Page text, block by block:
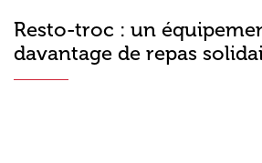
Resto-troc : un
davantage de repas